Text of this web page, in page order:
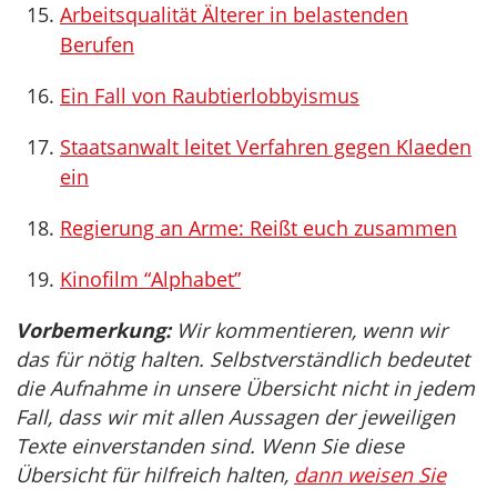
Arbeitsqualität Älterer in belastenden
Berufen
Ein Fall von Raubtierlobbyismus
Staatsanwalt leitet Verfahren gegen Klaeden
ein
Regierung an Arme: Reißt euch zusammen
Kinofilm “Alphabet”
Vorbemerkung:Wir kommentieren, wenn wir
das für nötig halten. Selbstverständlich bedeutet
die Aufnahme in unsere Übersicht nicht in jedem
Fall, dass wir mit allen Aussagen der jeweiligen
Texte einverstanden sind. Wenn Sie diese
Übersicht für hilfreich halten, dann weisen Sie